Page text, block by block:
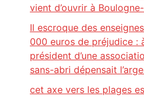
vient d’ouvrir à
Il escroque des
000 euros de préjudice :
président d’une
sans-abri dépensait
cet axe vers les plages